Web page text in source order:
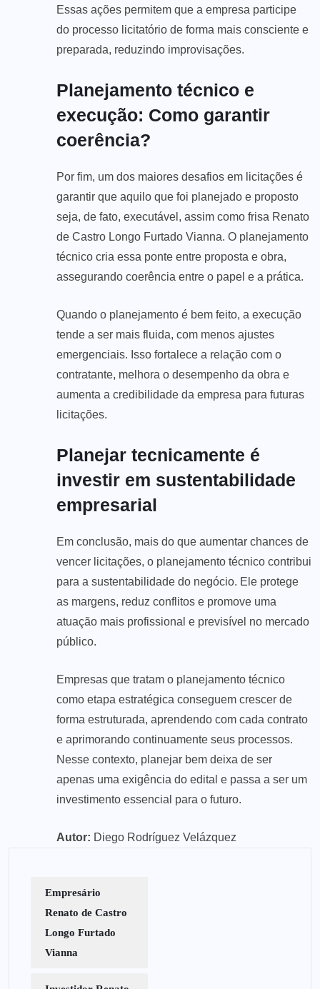
Essas ações permitem que a empresa participe
do processo licitatório de forma mais consciente e
preparada, reduzindo improvisações.
Planejamento técnico e
execução: Como garantir
coerência?
Por fim, um dos maiores desafios em licitações é
garantir que aquilo que foi planejado e proposto
seja, de fato, executável, assim como frisa Renato
de Castro Longo Furtado Vianna. O planejamento
técnico cria essa ponte entre proposta e obra,
assegurando coerência entre o papel e a prática.
Quando o planejamento é bem feito, a execução
tende a ser mais fluida, com menos ajustes
emergenciais. Isso fortalece a relação com o
contratante, melhora o desempenho da obra e
aumenta a credibilidade da empresa para futuras
licitações.
Planejar tecnicamente é
investir em sustentabilidade
empresarial
Em conclusão, mais do que aumentar chances de
vencer licitações, o planejamento técnico contribui
para a sustentabilidade do negócio. Ele protege
as margens, reduz conflitos e promove uma
atuação mais profissional e previsível no mercado
público.
Empresas que tratam o planejamento técnico
como etapa estratégica conseguem crescer de
forma estruturada, aprendendo com cada contrato
e aprimorando continuamente seus processos.
Nesse contexto, planejar bem deixa de ser
apenas uma exigência do edital e passa a ser um
investimento essencial para o futuro.
Autor: Diego Rodríguez Velázquez
Empresário
Renato de Castro
Longo Furtado
Vianna